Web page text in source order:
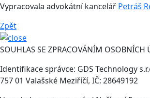
Vypracovala advokátní kancelář Petráš
Zpět
SOUHLAS SE ZPRACOVÁNÍM OSOBNÍCH
Identifikace správce: GDS Technology
757 01 Valašské Meziříčí, IČ: 28649192